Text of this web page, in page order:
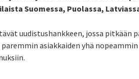
Suomessa, Puolassa,
uudistushankkeen, jossa pitkään
asiakkaiden yhä